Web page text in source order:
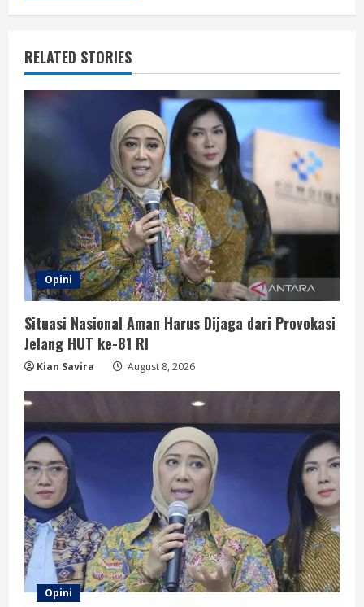
RELATED STORIES
Opini
Situasi Nasional Aman Harus Dijaga dari Provokasi
Jelang HUT ke-81 RI
Kian Savira August 8, 2026
Opini